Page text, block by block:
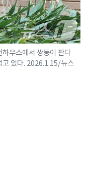
우스에서 쌍둥이 판다
고 있다. 2026.1.15/뉴스